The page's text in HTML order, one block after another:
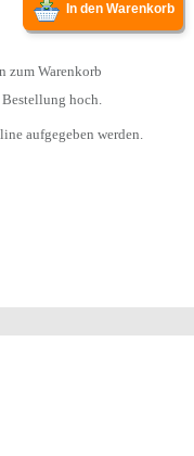
In den Warenkorb
zum Warenkorb
Bestellung hoch.
aufgegeben werden.